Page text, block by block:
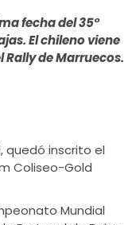
ú
fecha del 35°
El chileno viene
de Marruecos.
quedó inscrito el
Coliseo-Gold
Mundial